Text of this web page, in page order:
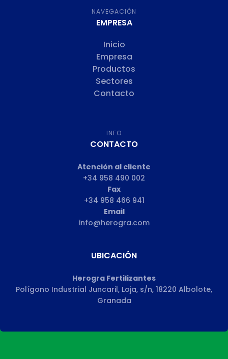
NAVEGACIÓN
EMPRESA
Inicio
Empresa
Productos
Sectores
Contacto
INFO
CONTACTO
Atención al cliente
+34 958 490 002
Fax
+34 958 466 941
Email
info@herogra.com
UBICACIÓN
Herogra Fertilizantes
Polígono Industrial Juncaril, Loja, s/n, 18220 Albolote,
Granada